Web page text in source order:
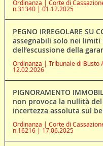
Ordinanza | Corte di
n.31340 | 01.12.2025
PEGNO IRREGOLARE SU
assegnabili solo nei
dell’escussione della
Ordinanza | Tribunale di Busto
12.02.2026
PIGNORAMENTO
non provoca la nullità
incertezza assoluta sul
Ordinanza | Corte di
n.16216 | 17.06.2025